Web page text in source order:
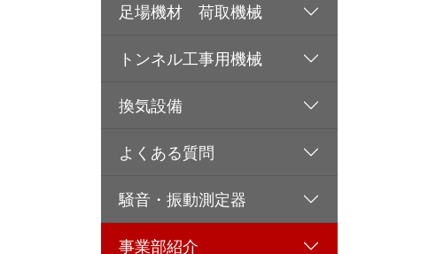
足場機材 荷取機械
トンネル工事用機械
換気設備
よくある質問
騒音・振動測定器
事業部紹介